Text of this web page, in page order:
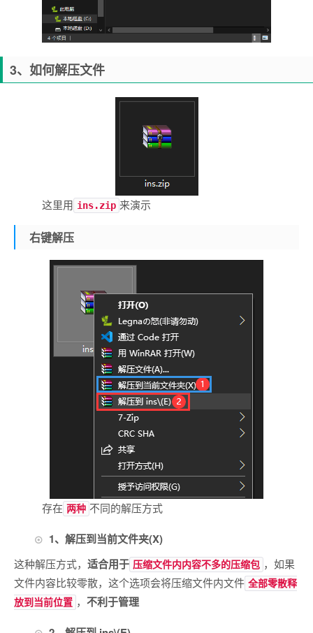
3、如何解压文件
这里用 ins.zip 来演示
右键解压
存在 两种 不同的解压方式
1、解压到当前文件夹(X)
这种解压方式， 适合用于 压缩文件内内容不多的压缩包 ，如果
文件内容比较零散，这个选项会将压缩文件内文件 全部零散释
放到当前位置 ， 不利于管理